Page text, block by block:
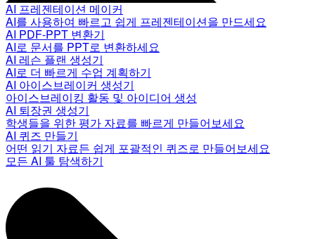
AI 프레젠테이션 메이커
AI를 사용하여 빠르고 쉽게 프레젠테이션을 만드세요
AI PDF-PPT 변환기
AI로 문서를 PPT로 변환하세요
AI 레슨 플랜 생성기
AI로 더 빠르게 수업 계획하기
AI 아이스브레이커 생성기
아이스브레이킹 활동 및 아이디어 생성
AI 퇴장권 생성기
학생들을 위한 평가 자료를 빠르게 만들어보세요
AI 퀴즈 만들기
어떤 읽기 자료든 쉽게 포괄적인 퀴즈로 만들어보세요
모든 AI 툴 탐색하기